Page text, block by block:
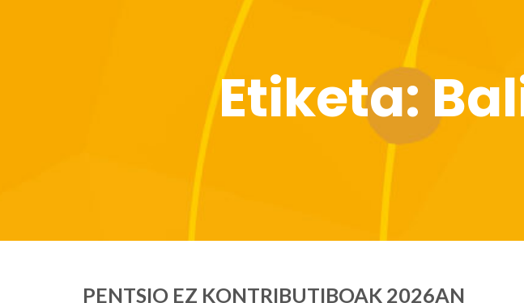
Etiketa:
PENTSIO EZ KONTRIBUTIBOAK 2026AN